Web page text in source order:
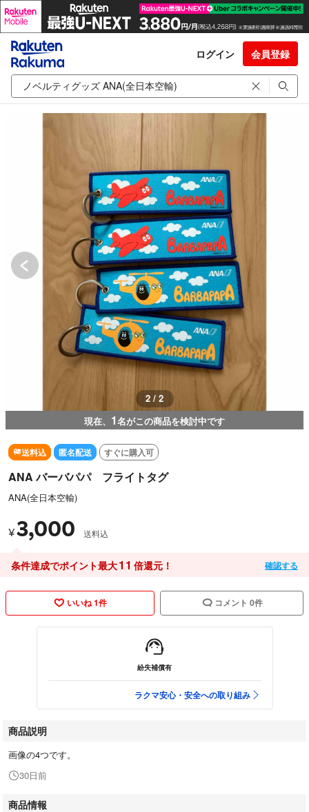
ログイン 会員登録
1 / 2
現在、 1名がこの商品を検討中です
送料込 匿名配送 すぐに購入可
ANA バーバパパ フライトタグ
ANA(全日本空輸)
¥3,000 送料込
条件達成でポイント最大11 倍還元！ 確認する
いいね 1件 コメント 0件
紛失補償有
ラクマ安心・安全への取り組み
商品説明
画像の4つです。
30日前
商品情報